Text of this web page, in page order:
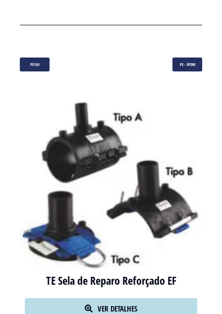
PE100 PE - EPDM
TE Sela de Reparo Reforçado EF
VER DETALHES